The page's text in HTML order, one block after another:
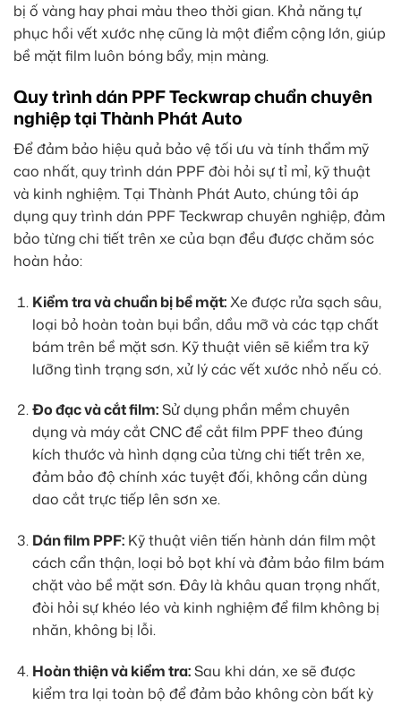
bị ố vàng hay phai màu theo thời gian. Khả năng tự
phục hồi vết xước nhẹ cũng là một điểm cộng lớn, giúp
bề mặt film luôn bóng bẩy, mịn màng.
Quy trình dán PPF Teckwrap chuẩn chuyên
nghiệp tại Thành Phát Auto
Để đảm bảo hiệu quả bảo vệ tối ưu và tính thẩm mỹ
cao nhất, quy trình dán PPF đòi hỏi sự tỉ mỉ, kỹ thuật
và kinh nghiệm. Tại Thành Phát Auto, chúng tôi áp
dụng quy trình dán PPF Teckwrap chuyên nghiệp, đảm
bảo từng chi tiết trên xe của bạn đều được chăm sóc
hoàn hảo:
Kiểm tra và chuẩn bị bề mặt:Xe được rửa sạch sâu,
loại bỏ hoàn toàn bụi bẩn, dầu mỡ và các tạp chất
bám trên bề mặt sơn. Kỹ thuật viên sẽ kiểm tra kỹ
lưỡng tình trạng sơn, xử lý các vết xước nhỏ nếu có.
Đo đạc và cắt film:Sử dụng phần mềm chuyên
dụng và máy cắt CNC để cắt film PPF theo đúng
kích thước và hình dạng của từng chi tiết trên xe,
đảm bảo độ chính xác tuyệt đối, không cần dùng
dao cắt trực tiếp lên sơn xe.
Dán film PPF:Kỹ thuật viên tiến hành dán film một
cách cẩn thận, loại bỏ bọt khí và đảm bảo film bám
chặt vào bề mặt sơn. Đây là khâu quan trọng nhất,
đòi hỏi sự khéo léo và kinh nghiệm để film không bị
nhăn, không bị lỗi.
Hoàn thiện và kiểm tra:Sau khi dán, xe sẽ được
kiểm tra lại toàn bộ để đảm bảo không còn bất kỳ